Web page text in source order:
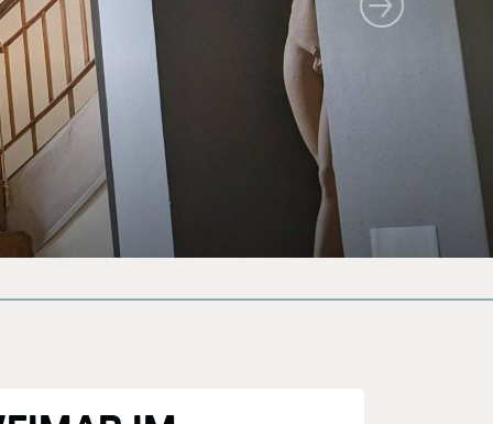
Nächstes Bild